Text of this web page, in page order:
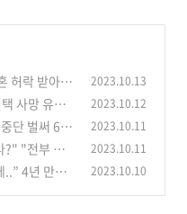
허락 받아낸
2023.10.13
사망 유언
2023.10.12
단 벌써 6
2023.10.11
?" "전부 보
모두 놀라..
2023.10.11
..” 4년 만에
2023.10.10